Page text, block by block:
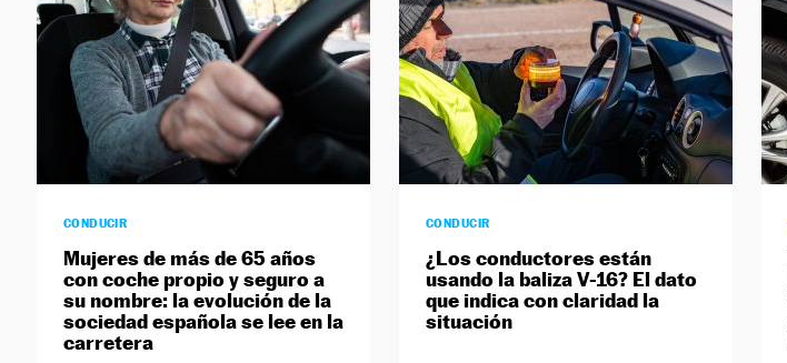
CONDUCIR
Mujeres de más de 65 años
con coche propio y seguro a
su nombre: la evolución de la
sociedad española se lee en la
carretera
CONDUCIR
¿Los conductores están
usando la baliza V-16? El dato
que indica con claridad la
situación